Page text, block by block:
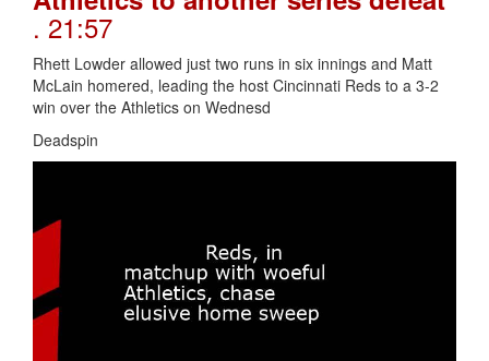
. 21:57
Rhett Lowder allowed just two runs in six innings and Matt
McLain homered, leading the host Cincinnati Reds to a 3-2
win over the Athletics on Wednesd
Deadspin